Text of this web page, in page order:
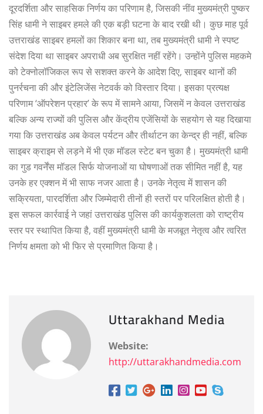
दूरदर्शिता और साहसिक निर्णय का परिणाम है, जिसकी नींव मुख्यमंत्री पुष्कर
सिंह धामी ने साइबर हमले की एक बड़ी घटना के बाद रखी थी। कुछ माह पूर्व
उत्तराखंड साइबर हमलों का शिकार बना था, तब मुख्यमंत्री धामी ने स्पष्ट
संदेश दिया था साइबर अपराधी अब सुरक्षित नहीं रहेंगे। उन्होंने पुलिस महकमे
को टेक्नोलॉजिकल रूप से सशक्त करने के आदेश दिए, साइबर थानों की
पुनर्रचना की और इंटेलिजेंस नेटवर्क को विस्तार दिया। इसका प्रत्यक्ष
परिणाम ‘ऑपरेशन प्रहार’ के रूप में सामने आया, जिसमें न केवल उत्तराखंड
बल्कि अन्य राज्यों की पुलिस और केंद्रीय एजेंसियों के सहयोग से यह दिखाया
गया कि उत्तराखंड अब केवल पर्यटन और तीर्थाटन का केन्द्र ही नहीं, बल्कि
साइबर क्राइम से लड़ने में भी एक मॉडल स्टेट बन चुका है। मुख्यमंत्री धामी
का गुड गवर्नेंस मॉडल सिर्फ योजनाओं या घोषणाओं तक सीमित नहीं है, यह
उनके हर एक्शन में भी साफ नजर आता है। उनके नेतृत्व में शासन की
सक्रियता, पारदर्शिता और जिम्मेदारी तीनों ही स्तरों पर परिलक्षित होती है।
इस सफल कार्रवाई ने जहां उत्तराखंड पुलिस की कार्यकुशलता को राष्ट्रीय
स्तर पर स्थापित किया है, वहीं मुख्यमंत्री धामी के मजबूत नेतृत्व और त्वरित
निर्णय क्षमता को भी फिर से प्रमाणित किया है।
Uttarakhand Media
Website:
http://uttarakhandmedia.com